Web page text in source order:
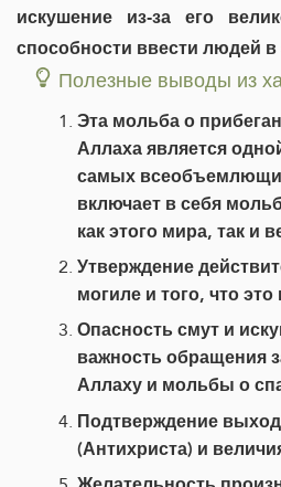
искушение из-за его
способности ввести людей в
Полезные выводы из
Эта мольба о
Аллаха является
самых
включает в себя
как этого мира, так и
Утверждение
могиле и того, что это
Опасность смут и
важность обращения
Аллаху и мольбы о
Подтверждение
(Антихриста) и